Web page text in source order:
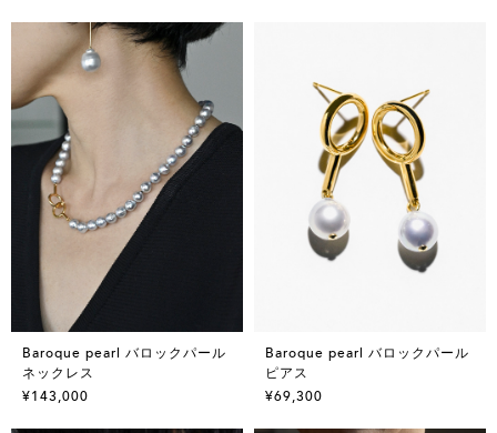
Baroque pearl バロックパール
ネックレス
¥143,000
Baroque pearl バロックパール
ピアス
¥69,300